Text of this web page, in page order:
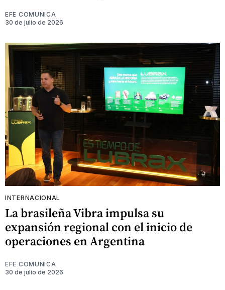
EFE COMUNICA
30 de julio de 2026
INTERNACIONAL
La brasileña Vibra impulsa su
expansión regional con el inicio de
operaciones en Argentina
EFE COMUNICA
30 de julio de 2026